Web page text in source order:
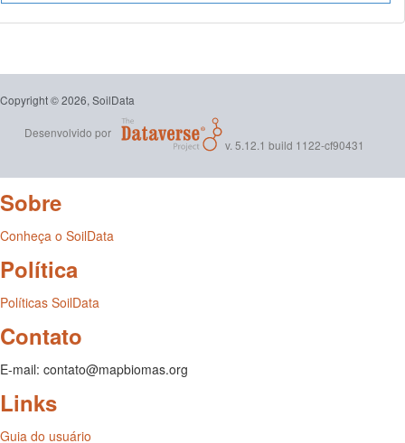
Copyright © 2026, SoilData
Desenvolvido por
v. 5.12.1 build 1122-cf90431
Sobre
Conheça o SoilData
Política
Políticas SoilData
Contato
E-mail: contato@mapbiomas.org
Links
Guia do usuário